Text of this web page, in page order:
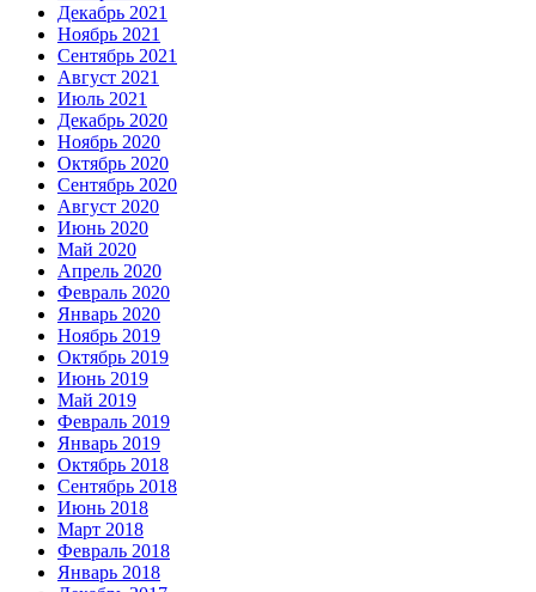
Декабрь 2021
Ноябрь 2021
Сентябрь 2021
Август 2021
Июль 2021
Декабрь 2020
Ноябрь 2020
Октябрь 2020
Сентябрь 2020
Август 2020
Июнь 2020
Май 2020
Апрель 2020
Февраль 2020
Январь 2020
Ноябрь 2019
Октябрь 2019
Июнь 2019
Май 2019
Февраль 2019
Январь 2019
Октябрь 2018
Сентябрь 2018
Июнь 2018
Март 2018
Февраль 2018
Январь 2018